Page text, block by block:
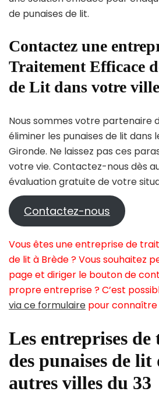
de punaises de lit.
Contactez une
Traitement Efficace
de Lit dans votre ville
Nous sommes votre partenaire
éliminer les punaises de lit
Gironde. Ne laissez pas ces
votre vie. Contactez-nous dès
évaluation gratuite de votre
Contactez-nous
Vous êtes une entreprise de
de lit à Brède ? Vous souhaitez
page et diriger le bouton de
propre entreprise ? C’est
via ce formulaire pour connaître
Les entreprises
des punaises de lit
autres villes du 33